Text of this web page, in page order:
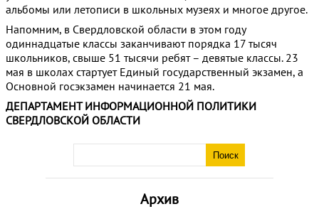
Архив
альбомы или летописи в школьных музеях и многое другое.
Напомним, в Свердловской области в этом году
одиннадцатые классы заканчивают порядка 17 тысяч
школьников, свыше 51 тысячи ребят – девятые классы. 23
мая в школах стартует Единый государственный экзамен, а
Основной госэкзамен начинается 21 мая.
ДЕПАРТАМЕНТ ИНФОРМАЦИОННОЙ ПОЛИТИКИ
СВЕРДЛОВСКОЙ ОБЛАСТИ